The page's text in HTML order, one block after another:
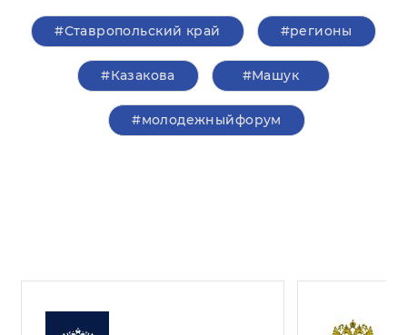
#Ставропольский край #регионы
#Казакова #Машук
#молодежныйфорум